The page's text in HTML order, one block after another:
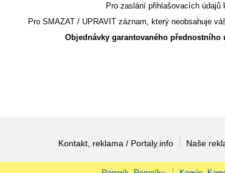
Pro zaslání přihlašovacích údajů
Pro SMAZAT / UPRAVIT záznam, který neobsahuje
Objednávky garantovaného
Kontakt, reklama / Portaly.info Naše